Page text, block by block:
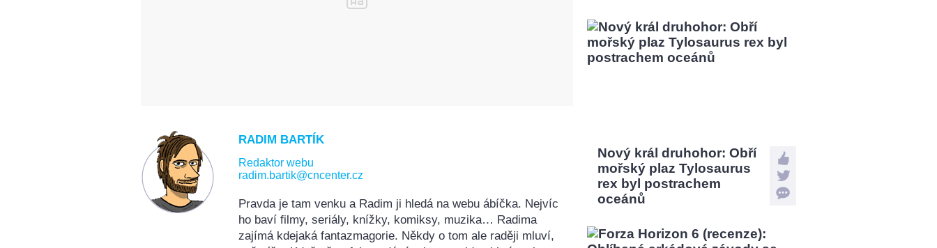
RADIM BARTÍK
Redaktor webu
radim.bartik@cncenter.cz
Pravda je tam venku a Radim ji hledá na webu ábíčka. Nejvíc
ho baví filmy, seriály, knížky, komiksy, muzika… Radima
zajímá kdejaká fantazmagorie. Někdy o tom ale raději mluví,
Nový král druhohor: Obří
mořský plaz Tylosaurus
rex byl postrachem
oceánů